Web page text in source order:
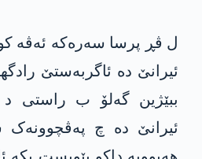
ل ڤڕ پرسا سەرەکە ئەڤە
ئیرانێ دە ئاگربەستێ
ببێژین گەلۆ ب راستی د
ئیرانێ دە چ
هەبوویە داکو پێویست بکە